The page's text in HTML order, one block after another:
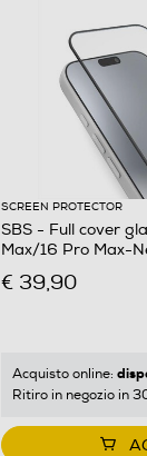
SCREEN PROTECTOR
SBS - Full cover
Max/16 Pro Max-
€ 39,90
Acquisto online:
Ritiro in negozio in